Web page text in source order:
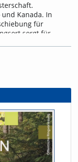
Kanada. In
für
sorgt für
ein
groß ist die
hat sich